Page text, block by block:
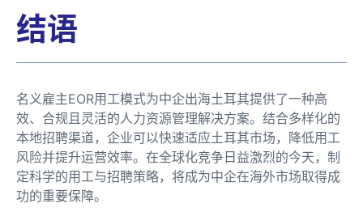
结语
名义雇主EOR用工模式为中企出海土耳其提供了一种高
效、合规且灵活的人力资源管理解决方案。结合多样化的
本地招聘渠道，企业可以快速适应土耳其市场，降低用工
风险并提升运营效率。在全球化竞争日益激烈的今天，制
定科学的用工与招聘策略，将成为中企在海外市场取得成
功的重要保障。